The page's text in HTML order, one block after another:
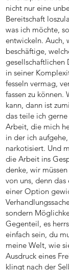
nicht nur eine
Bereitschaft
was ich möchte,
entwickeln. Auch,
beschäftige,
gesellschaftlichen
in seiner
fesseln vermag,
fassen zu können.
kann, dann ist
das teile ich
Arbeit, die mich
in der ich
narkotisiert. Und
die Arbeit ins
denke, wir
von uns, denn
einer Option
sondern
Gegenteil, es
einfach sein, du
meine Welt, wie
Ausdruck eines
klingt nach der